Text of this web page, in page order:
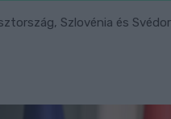
Szlovénia és